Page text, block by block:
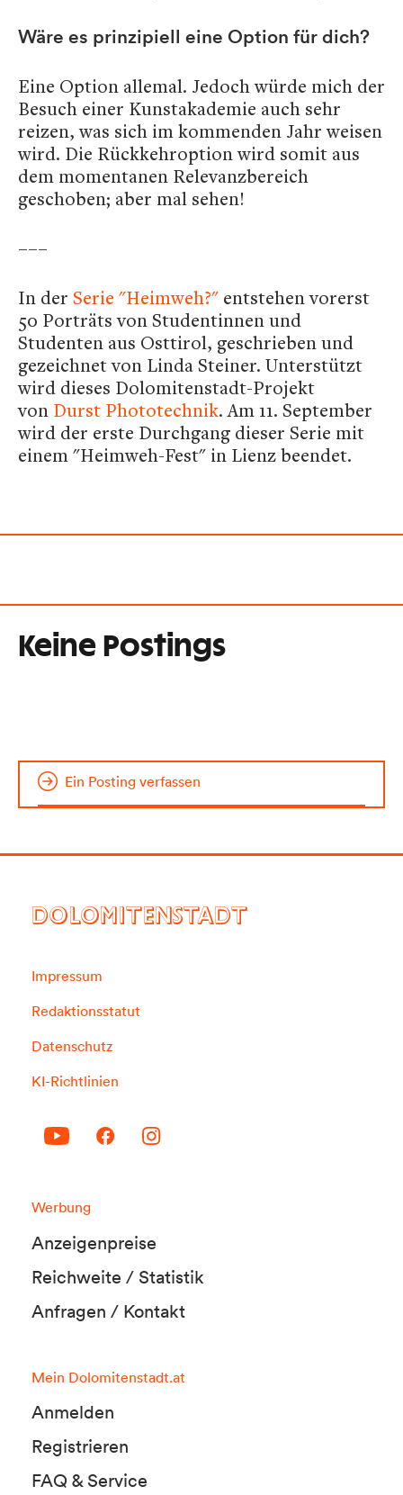
Wäre es prinzipiell eine Option für dich?
Eine Option allemal. Jedoch würde mich der
Besuch einer Kunstakademie auch sehr
reizen, was sich im kommenden Jahr weisen
wird. Die Rückkehroption wird somit aus
dem momentanen Relevanzbereich
geschoben; aber mal sehen!
–––
In der Serie "Heimweh?" entstehen vorerst
50 Porträts von Studentinnen und
Studenten aus Osttirol, geschrieben und
gezeichnet von Linda Steiner. Unterstützt
wird dieses Dolomitenstadt-Projekt
von Durst Phototechnik. Am 11. September
wird der erste Durchgang dieser Serie mit
einem "Heimweh-Fest" in Lienz beendet.
Keine Postings
Ein Posting verfassen
DOLOMITENSTADT
Impressum
Redaktionsstatut
Datenschutz
KI-Richtlinien
Werbung
Anzeigenpreise
Reichweite / Statistik
Anfragen / Kontakt
Mein Dolomitenstadt.at
Anmelden
Registrieren
FAQ & Service